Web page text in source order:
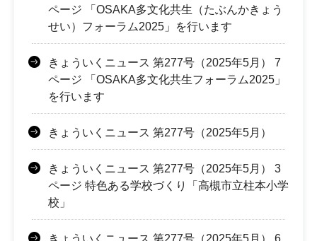
ページ 「OSAKA多文化共生（たぶんかきょう
せい）フォーラム2025」を行います
きょういくニュース 第277号（2025年5月） 7
ページ 「OSAKA多文化共生フォーラム2025」
を行います
きょういくニュース 第277号（2025年5月）
きょういくニュース 第277号（2025年5月） 3
ページ 特色ある学校づくり「高槻市立柱本小学
校」
きょういくニュース 第277号（2025年5月） 6